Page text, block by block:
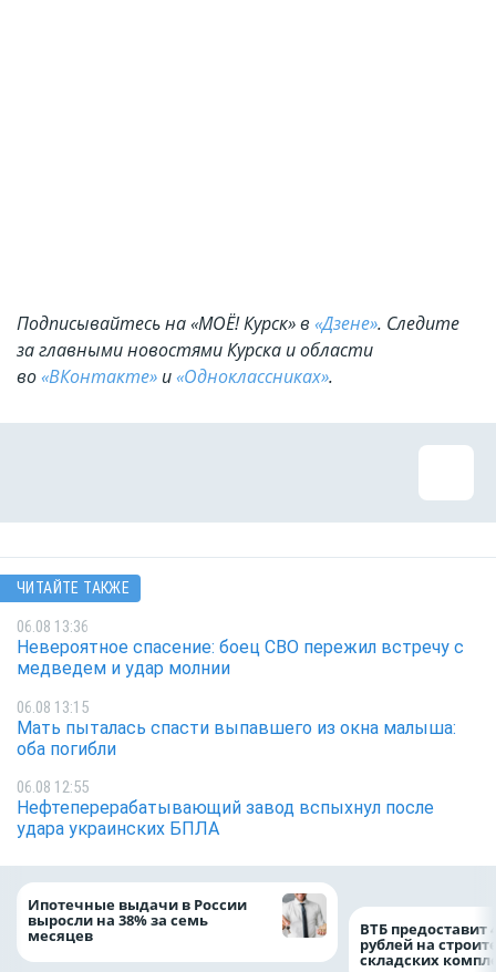
Подписывайтесь на «МОЁ! Курск» в «Дзене». Cледите
за главными новостями Курска и области
во«ВКонтакте» и«Одноклассниках».
ЧИТАЙТЕ ТАКЖЕ
06.08 13:36
Невероятное спасение: боец СВО пережил встречу с
медведем и удар молнии
06.08 13:15
Мать пыталась спасти выпавшего из окна малыша:
оба погибли
06.08 12:55
Нефтеперерабатывающий завод вспыхнул после
удара украинских БПЛА
Ипотечные выдачи в России
выросли на 38% за семь
месяцев ВТБ предоставит
рублей на
складских